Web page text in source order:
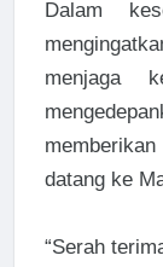
Dalam
menjaga
datang ke
“Serah